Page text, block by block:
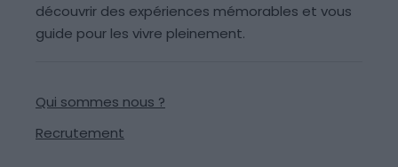
découvrir des expériences mémorables et vous
guide pour les vivre pleinement.
Qui sommes nous ?
Recrutement